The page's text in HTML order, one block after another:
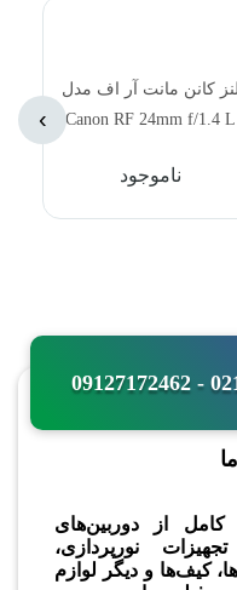
لنز کانن مانت آر اف مدل
Canon RF 24mm f/1.4 L
ناموجود
›
از دوربین‌های
نورپردازی،
کیف‌ها و دیگر لوازم